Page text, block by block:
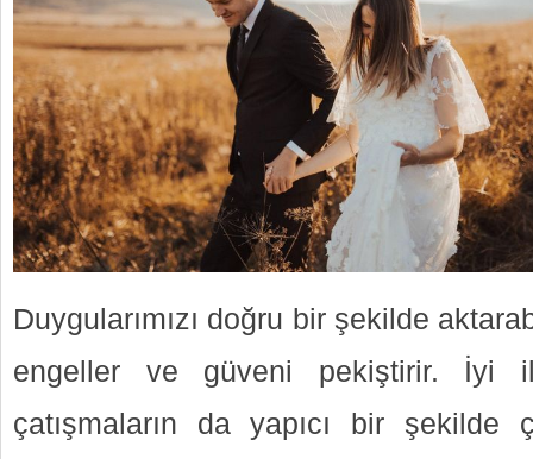
Duygularımızı doğru bir şekilde
engeller ve güveni pekiştirir. İyi
çatışmaların da yapıcı bir şekilde